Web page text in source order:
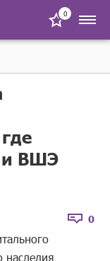
0
и ВШЭ
0
наследия